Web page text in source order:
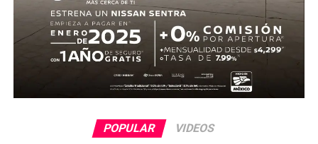
ventaja para el conjunto tricolor.
En la segunda mitad, Ecuador adelantó líneas y buscó
reaccionar con cambios ofensivos, pero careció de
claridad frente al arco. México, por su parte, optó por
administrar la ventaja y buscar espacios al contragolpe.
El cierre del partido incluyó la expulsión de Piero
Hincapié en tiempo agregado, tras una revisión del VAR,
POPULAR VIDEOS